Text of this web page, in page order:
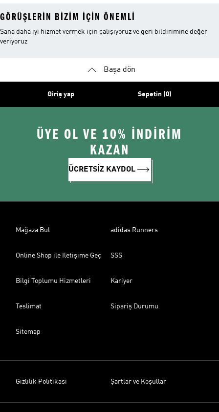
GÖRÜŞLERIN BIZIM IÇIN ÖNEMLI
Sana daha iyi hizmet vermek için çalışıyoruz ve geri bildirimine değer
veriyoruz
Başa dön
Giriş yap Sepetin (0)
ÜYE OL VE 10% İNDİRİM
KAZAN
ÜCRETSİZ KAYDOL
Mağaza Bul adidas Runners
Online Shop ile İletişime Geç SSS
Bilgi Toplumu Hizmetleri Kariyer
Teslimat Sipariş Durumu
Sitemap
Gizlilik Politikası Şartlar ve Koşullar